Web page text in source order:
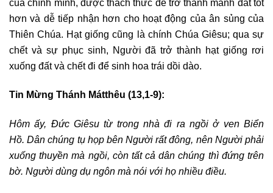
của chính mình, được thách thức để trở thành mảnh đất tốt
hơn và dễ tiếp nhận hơn cho hoạt động của ân sủng của
Thiên Chúa. Hạt giống cũng là chính Chúa Giêsu; qua sự
chết và sự phục sinh, Người đã trở thành hạt giống rơi
xuống đất và chết đi để sinh hoa trái dồi dào.
Tin Mừng Thánh Mátthêu (13,1-9):
Hôm ấy, Đức Giêsu từ trong nhà đi ra ngồi ở ven Biển
Hồ. Dân chúng tụ họp bên Người rất đông, nên Người phải
xuống thuyền mà ngồi, còn tất cả dân chúng thì đứng trên
bờ. Người dùng dụ ngôn mà nói với họ nhiều điều.